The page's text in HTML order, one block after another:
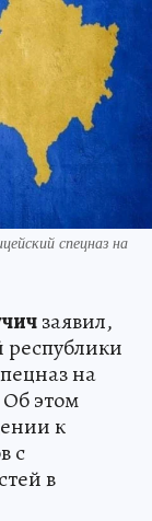
спецназ на
заявил,
республики
на
этом
к
с
в